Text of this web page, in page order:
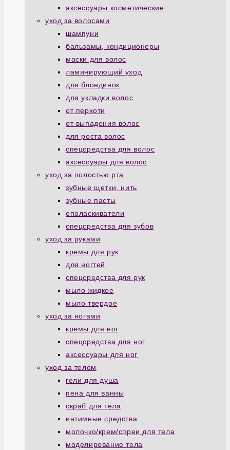
аксессуары косметические
уход за волосами
шампуни
бальзамы, кондиционеры
маски для волос
ламинирующий уход
для блондинок
для укладки волос
от перхоти
от выпадения волос
для роста волос
спецсредства для волос
аксессуары для волос
уход за полостью рта
зубные щетки, нить
зубные пасты
ополаскиватели
спецсредства для зубов
уход за руками
кремы для рук
для ногтей
спецсредства для рук
мыло жидкое
мыло твердое
уход за ногами
кремы для ног
спецсредства для ног
аксессуары для ног
уход за телом
гели для душа
пена для ванны
скраб для тела
интимные средства
молочко/крем/спреи для тела
моделирование тела